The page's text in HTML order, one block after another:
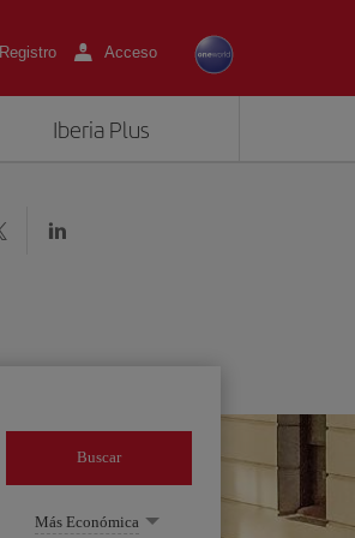
Registro Acceso
Iberia Plus
Buscar
Más Económica